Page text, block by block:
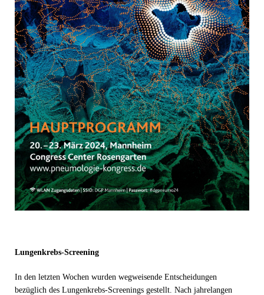
Lungenkrebs-Screening
In den letzten Wochen wurden wegweisende Entscheidungen
bezüglich des Lungenkrebs-Screenings gestellt. Nach jahrelangen